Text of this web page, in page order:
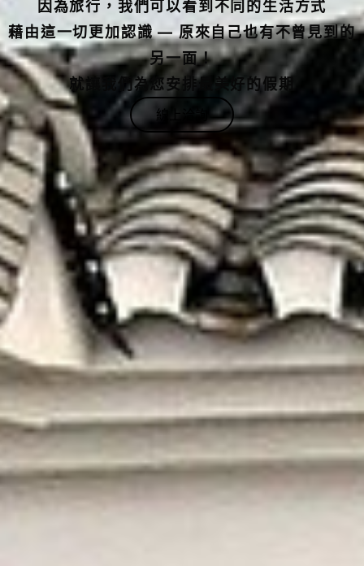
藉由這一切更加認識 — 原來自己也有不曾見到的
另一面！
就讓我們為您安排最美好的假期
線上洽詢